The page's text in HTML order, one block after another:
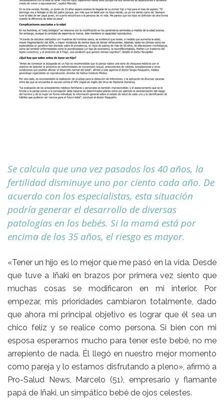
Se calcula que una vez pasados los 40 años, la
fertilidad disminuye uno por ciento cada año. De
acuerdo con los especialistas, esta situación
podría generar el desarrollo de diversas
patologías en los bebés. Si la mamá está por
encima de los 35 años, el riesgo es mayor.
«Tener un hijo es lo mejor que me pasó en la vida. Desde
que tuve a Iñaki en brazos por primera vez siento que
muchas cosas se modificaron en mi interior. Por
empezar, mis prioridades cambiaron totalmente, dado
que ahora mi principal objetivo es lograr que él sea un
chico feliz y se realice como persona. Si bien con mi
esposa esperamos mucho para tener este bebé, no me
arrepiento de nada. Él llegó en nuestro mejor momento
como pareja y lo estamos disfrutando a pleno», afirmó a
Pro-Salud News, Marcelo (51), empresario y flamante
papá de Iñaki, un simpático bebé de ojos celestes.